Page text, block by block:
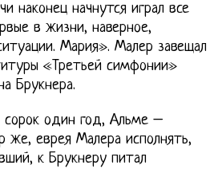
наконец начнутся играл все
в жизни, наверное,
Мария». Малер завещал
«Третьей симфонии»
Брукнера.
один год, Альме –
же, еврея Малера исполнять,
к Брукнеру питал